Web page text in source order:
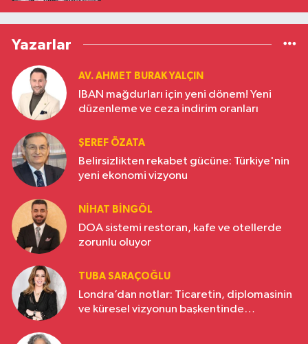
Yazarlar
AV. AHMET BURAK YALÇIN
IBAN mağdurları için yeni dönem! Yeni
düzenleme ve ceza indirim oranları
ŞEREF ÖZATA
Belirsizlikten rekabet gücüne: Türkiye'nin
yeni ekonomi vizyonu
NIHAT BINGÖL
DOA sistemi restoran, kafe ve otellerde
zorunlu oluyor
TUBA SARAÇOĞLU
Londra’dan notlar: Ticaretin, diplomasinin
ve küresel vizyonun başkentinde